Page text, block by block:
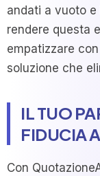
andati a vuoto
rendere questa
empatizzare
soluzione che
IL TUO
FIDUCIA
Con